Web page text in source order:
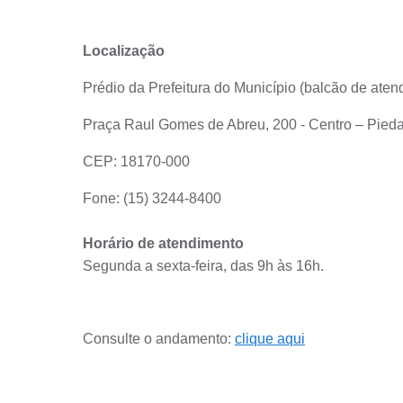
Localização
Prédio da Prefeitura do Município (balcão de
Praça Raul Gomes de Abreu, 200 - Centro –
CEP: 18170-000
Fone: (15) 3244-8400
Horário de atendimento
Segunda a sexta-feira, das 9h às 16h.
Consulte o andamento: clique aqui